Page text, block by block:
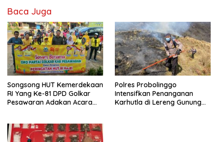
Baca Juga
Songsong HUT Kemerdekaan
RI Yang Ke-81 DPD Golkar
Pesawaran Adakan Acara
Polres Probolinggo
Intensifkan Penanganan
Karhutla di Lereng Gunung